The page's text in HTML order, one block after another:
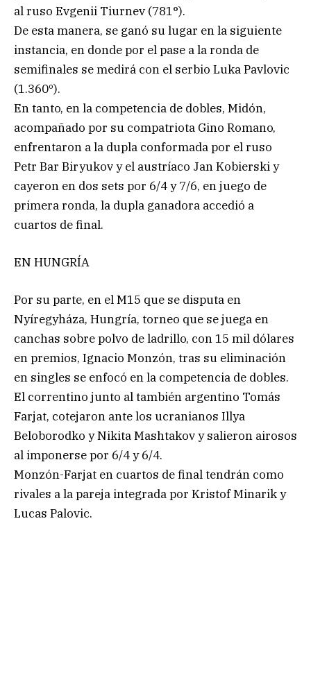
al ruso Evgenii Tiurnev (781°).
De esta manera, se ganó su lugar en la siguiente
instancia, en donde por el pase a la ronda de
semifinales se medirá con el serbio Luka Pavlovic
(1.360º).
En tanto, en la competencia de dobles, Midón,
acompañado por su compatriota Gino Romano,
enfrentaron a la dupla conformada por el ruso
Petr Bar Biryukov y el austríaco Jan Kobierski y
cayeron en dos sets por 6/4 y 7/6, en juego de
primera ronda, la dupla ganadora accedió a
cuartos de final.
EN HUNGRÍA
Por su parte, en el M15 que se disputa en
Nyíregyháza, Hungría, torneo que se juega en
canchas sobre polvo de ladrillo, con 15 mil dólares
en premios, Ignacio Monzón, tras su eliminación
en singles se enfocó en la competencia de dobles.
El correntino junto al también argentino Tomás
Farjat, cotejaron ante los ucranianos Illya
Beloborodko y Nikita Mashtakov y salieron airosos
al imponerse por 6/4 y 6/4.
Monzón-Farjat en cuartos de final tendrán como
rivales a la pareja integrada por Kristof Minarik y
Lucas Palovic.